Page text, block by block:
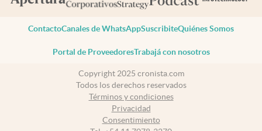
ContactoCanales de WhatsAppSuscribiteQuiénes Somos
Portal de ProveedoresTrabajá con nosotros
Copyright 2025 cronista.com
Todos los derechos reservados
Términos y condiciones
Privacidad
Consentimiento